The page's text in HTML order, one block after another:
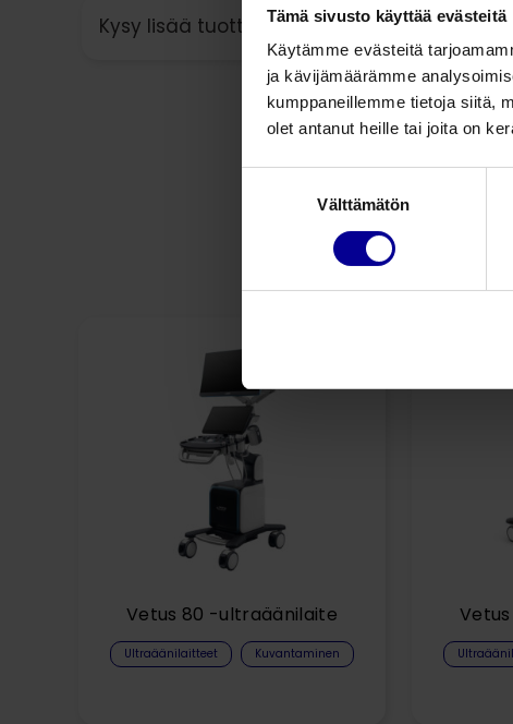
Tämä sivusto käyttää evästeitä
Käytämme evästeitä
ja kävijämäärämme
kumppaneillemme tietoja siitä,
olet antanut heille tai joita on
Välttämätön
Kysy lisää tuotteesta
Vetus 80 -ultraäänilaite
Ultraäänilaitteet Kuvantaminen